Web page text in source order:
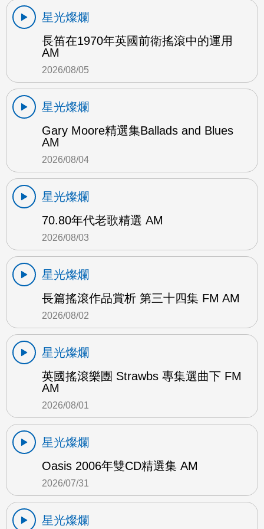
星光燦爛
長笛在1970年英國前衛搖滾中的運用
AM
2026/08/05
星光燦爛
Gary Moore精選集Ballads and Blues
AM
2026/08/04
星光燦爛
70.80年代老歌精選 AM
2026/08/03
星光燦爛
長篇搖滾作品賞析 第三十四集 FM AM
2026/08/02
星光燦爛
英國搖滾樂團 Strawbs 專集選曲下 FM
AM
2026/08/01
星光燦爛
Oasis 2006年雙CD精選集 AM
2026/07/31
星光燦爛